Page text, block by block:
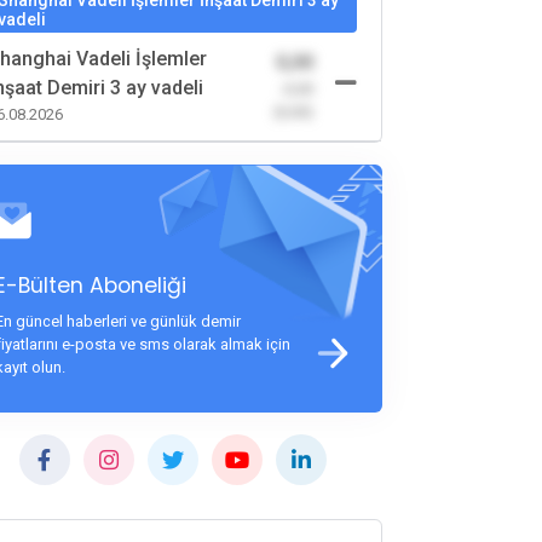
Vadeli İşlemler
Demiri 3 ay vadeli
0,00
Bülten Aboneliği
güncel haberleri ve günlük demir
e-posta ve sms olarak almak için
olun.